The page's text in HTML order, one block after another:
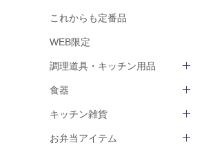
これからも定番品
WEB限定
調理道具・キッチン用品
食器
キッチン雑貨
お弁当アイテム